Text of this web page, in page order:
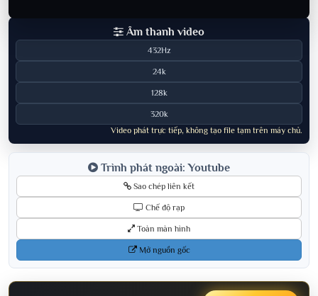
Âm thanh video
432Hz
24k
128k
320k
Video phát trực tiếp, không tạo file tạm trên máy chủ.
Trình phát ngoài: Youtube
Sao chép liên kết
Chế độ rạp
Toàn màn hình
Mở nguồn gốc